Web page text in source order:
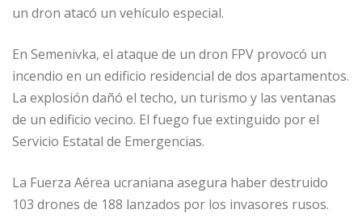
un dron atacó un vehículo especial.
En Semenivka, el ataque de un dron FPV provocó un
incendio en un edificio residencial de dos apartamentos.
La explosión dañó el techo, un turismo y las ventanas
de un edificio vecino. El fuego fue extinguido por el
Servicio Estatal de Emergencias.
La Fuerza Aérea ucraniana asegura haber destruido
103 drones de 188 lanzados por los invasores rusos.